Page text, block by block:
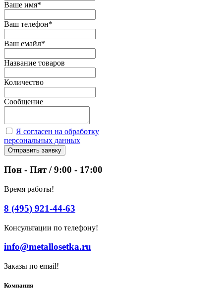
Ваше имя*
Ваш телефон*
Ваш емайл*
Название товаров
Количество
Сообщение
Я согласен на обработку
персональных данных
Отправить заявку
Пон - Пят / 9:00 - 17:00
Время работы!
8 (495) 921-44-63
Консультации по телефону!
info@metallosetka.ru
Заказы по email!
Компания